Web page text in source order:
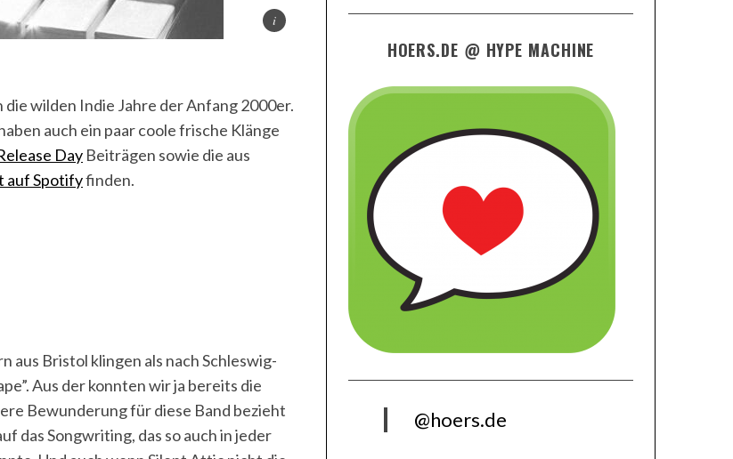
wilden Indie Jahre der Anfang 2000er.
auch ein paar coole frische Klänge
Day Beiträgen sowie die aus
auf Spotifyfinden.
aus Bristol klingen als nach Schleswig-
Aus der konnten wir ja bereits die
Bewunderung für diese Band bezieht
das Songwriting, das so auch in jeder
HOERS.DE @ HYPE MACHINE
@hoers.de